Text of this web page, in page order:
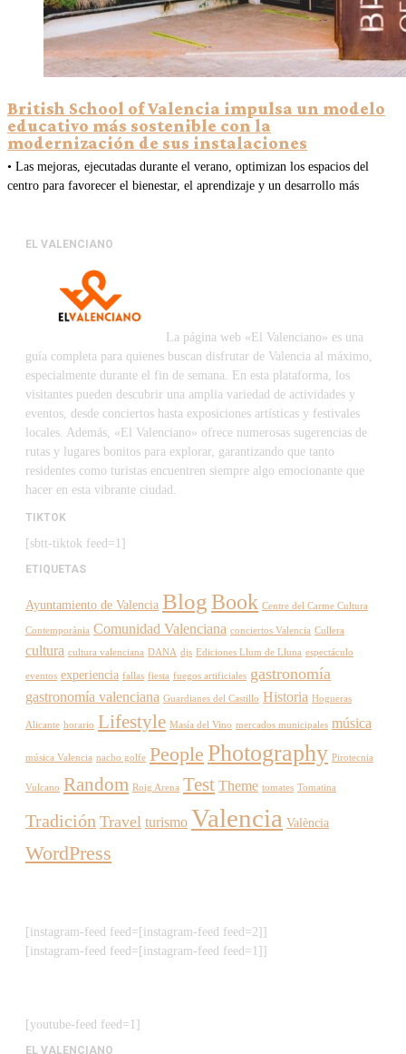
British School of Valencia impulsa un modelo
educativo más sostenible con la
modernización de sus instalaciones
• Las mejoras, ejecutadas durante el verano, optimizan los espacios del
centro para favorecer el bienestar, el aprendizaje y un desarrollo más
EL VALENCIANO
La página web «El Valenciano» es una
guía completa para quienes buscan disfrutar de Valencia al máximo,
especialmente durante el fin de semana. En esta plataforma, los
visitantes pueden descubrir una amplia variedad de actividades y
eventos, desde conciertos hasta exposiciones artísticas y festivales
locales. Además, «El Valenciano» ofrece numerosas sugerencias de
rutas y lugares bonitos para explorar, garantizando que tanto
residentes como turistas encuentren siempre algo emocionante que
hacer en esta vibrante ciudad.
TIKTOK
[sbtt-tiktok feed=1]
ETIQUETAS
Ayuntamiento de Valencia BlogBook Centre del Carme Cultura
Contemporània Comunidad Valenciana conciertos Valencia Cullera
cultura cultura valenciana DANA djs Ediciones Llum de Lluna espectáculo
eventos experiencia fallas fiesta fuegos artificiales gastronomía
gastronomía valenciana Guardianes del Castillo Historia Hogueras
Alicante horario Lifestyle Masía del Vino mercados municipales música
música Valencia nacho golfe People Photography Pirotecnia
Vulcano Random Roig Arena Test Theme tomates Tomatina
Tradición Travel turismo Valencia València
WordPress
[instagram-feed feed=[instagram-feed feed=2]]
[instagram-feed feed=[instagram-feed feed=1]]
[youtube-feed feed=1]
EL VALENCIANO